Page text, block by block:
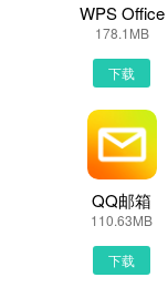
，我们可以看到
能选择安全的最好还
径。单击确定，可
WPS Office
178.1MB
下载
QQ邮箱
110.63MB
下载